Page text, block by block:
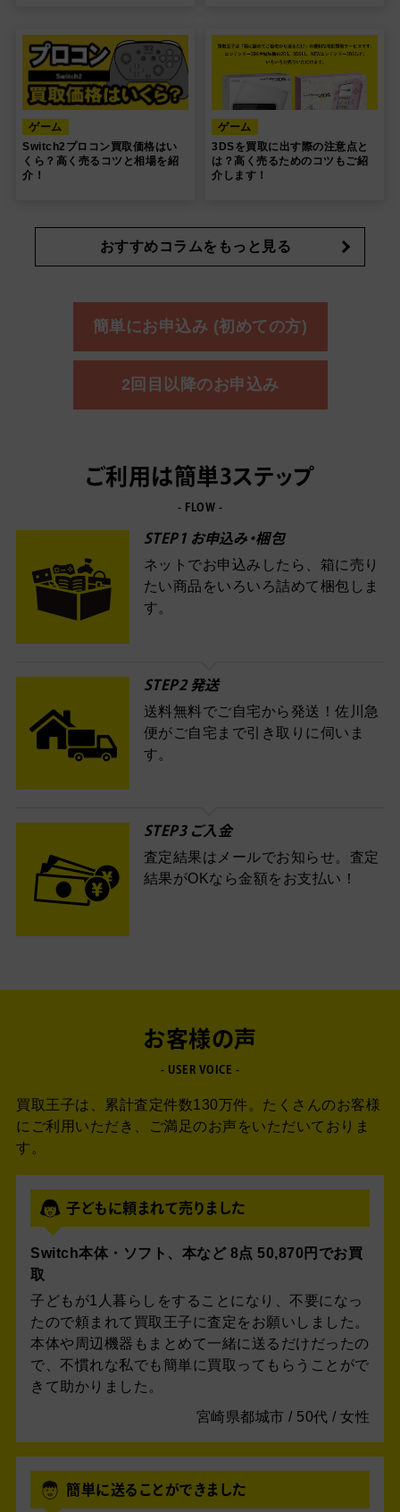
ゲーム
Switch2プロコン買取価格はい
くら？高く売るコツと相場を紹
介！
ゲーム
3DSを買取に出す際の注意点と
は？高く売るためのコツもご紹
介します！
おすすめコラムをもっと見る
簡単にお申込み (初めての方)
2回目以降のお申込み
ご利用は簡単3ステップ
- FLOW -
STEP1 お申込み・梱包
ネットでお申込みしたら、箱に売り
たい商品をいろいろ詰めて梱包しま
す。
STEP2 発送
送料無料でご自宅から発送！佐川急
便がご自宅まで引き取りに伺いま
す。
STEP3 ご入金
査定結果はメールでお知らせ。査定
結果がOKなら金額をお支払い！
お客様の声
- USER VOICE -
買取王子は、累計査定件数130万件。 たくさんのお客様
にご利用いただき、ご満足のお声をいただいておりま
す。
子どもに頼まれて売りました
Switch本体・ソフト、本など 8点 50,870円でお買
取
子どもが1人暮らしをすることになり、不要になっ
たので頼まれて買取王子に査定をお願いしました。
本体や周辺機器もまとめて一緒に送るだけだったの
で、不慣れな私でも簡単に買取ってもらうことがで
きて助かりました。
宮崎県都城市 / 50代 / 女性
簡単に送ることができました